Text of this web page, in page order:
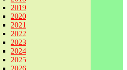
2019
2020
2021
2022
2023
2024
2025
2026